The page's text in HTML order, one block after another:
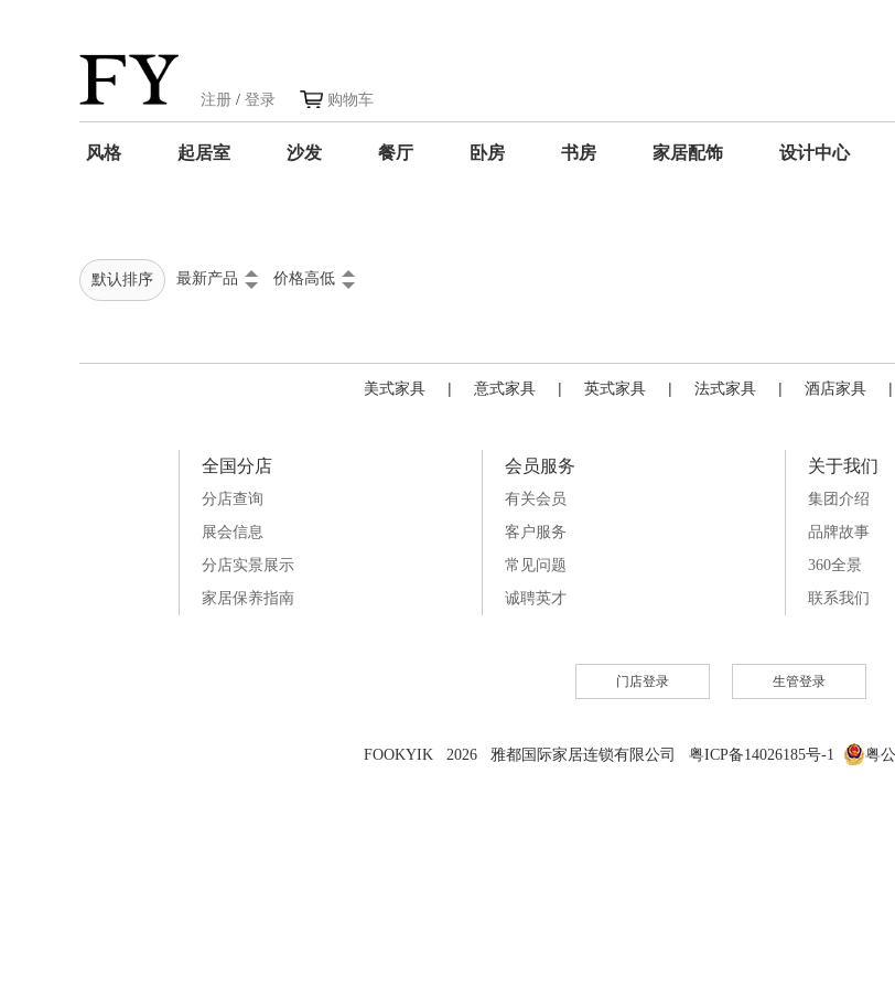
注册 / 登录 购物车
风格 起居室 沙发 餐厅 卧房 书房 家居配饰 设计中心
默认排序 最新产品 价格高低
美式家具 | 意式家具 | 英式家具 | 法式家具 | 酒店家具 |
全国分店
分店查询
展会信息
分店实景展示
家居保养指南
会员服务
有关会员
客户服务
常见问题
诚聘英才
关于我们
集团介绍
品牌故事
360全景
联系我们
门店登录 生管登录
FOOKYIK 2026 雅都国际家居连锁有限公司 粤ICP备14026185号-1 粤